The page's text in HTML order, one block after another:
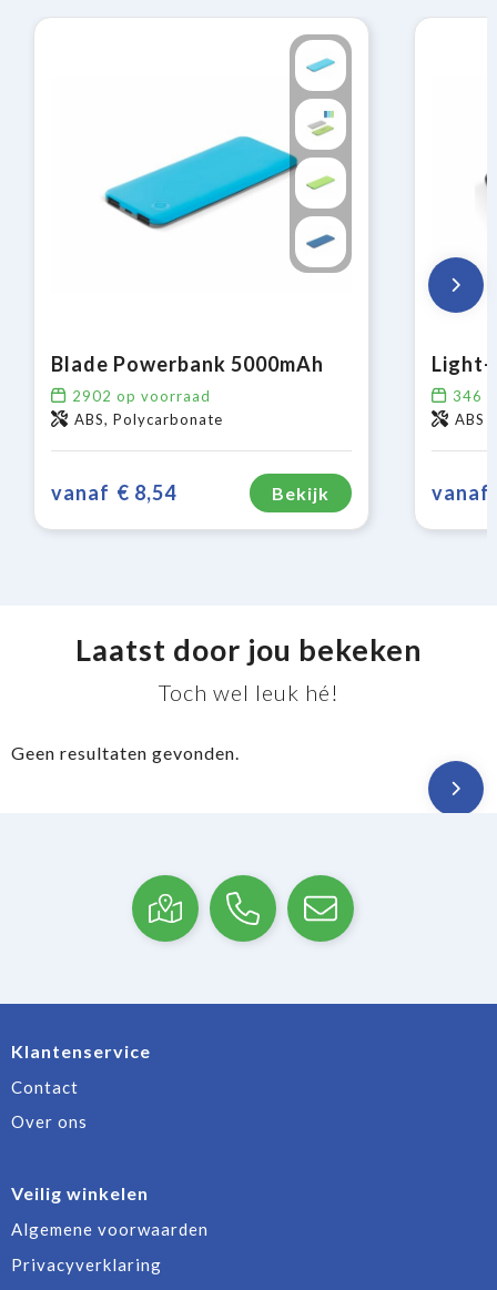
Blade Powerbank 5000mAh
2902 op voorraad
ABS, Polycarbonate
vanaf € 8,54 Bekijk
346
ABS
vanaf
Laatst door jou bekeken
Toch wel leuk hé!
Geen resultaten gevonden.
Klantenservice
Contact
Over ons
Veilig winkelen
Algemene voorwaarden
Privacyverklaring